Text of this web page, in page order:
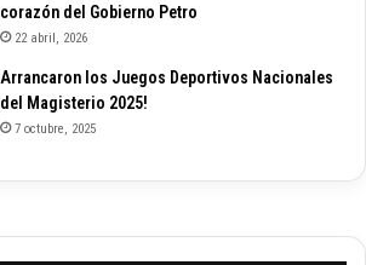
corazón del Gobierno Petro
22 abril, 2026
Arrancaron los Juegos Deportivos Nacionales
del Magisterio 2025!
7 octubre, 2025